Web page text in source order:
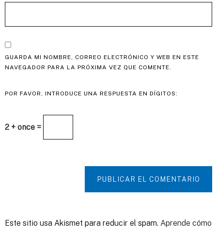
GUARDA MI NOMBRE, CORREO ELECTRÓNICO Y WEB EN ESTE
NAVEGADOR PARA LA PRÓXIMA VEZ QUE COMENTE.
POR FAVOR, INTRODUCE UNA RESPUESTA EN DÍGITOS:
2 + once =
PUBLICAR EL COMENTARIO
Este sitio usa Akismet para reducir el spam. Aprende cómo